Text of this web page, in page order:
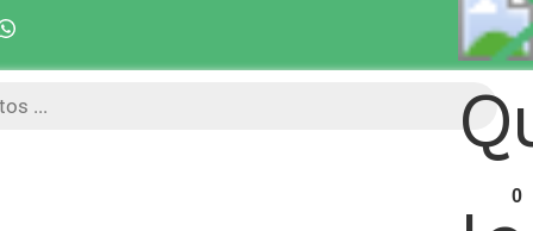
Despacho 5 días
0